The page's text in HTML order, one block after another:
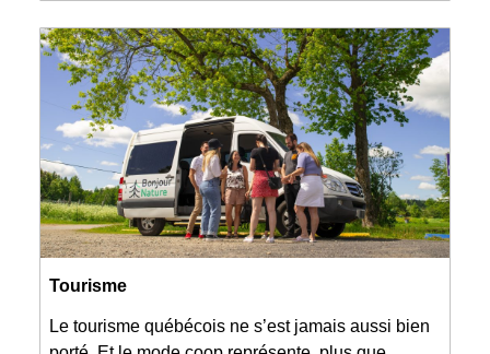
Tourisme
Le tourisme québécois ne s’est jamais aussi bien